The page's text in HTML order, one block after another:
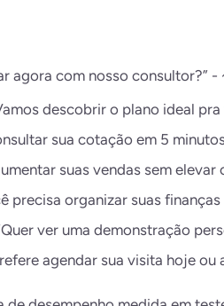
agora com nosso consultor?” -
descobrir o plano ideal
sua cotação em 5
suas vendas sem elevar
precisa organizar suas finanças
ver uma demonstração
agendar sua visita hoje ou